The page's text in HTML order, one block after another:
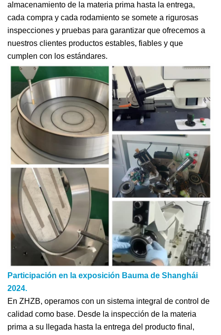
almacenamiento de la materia prima hasta la entrega,
cada compra y cada rodamiento se somete a rigurosas
inspecciones y pruebas para garantizar que ofrecemos a
nuestros clientes productos estables, fiables y que
cumplen con los estándares.
Participación en la exposición Bauma de Shanghái
2024.
En ZHZB, operamos con un sistema integral de control de
calidad como base. Desde la inspección de la materia
prima a su llegada hasta la entrega del producto final,